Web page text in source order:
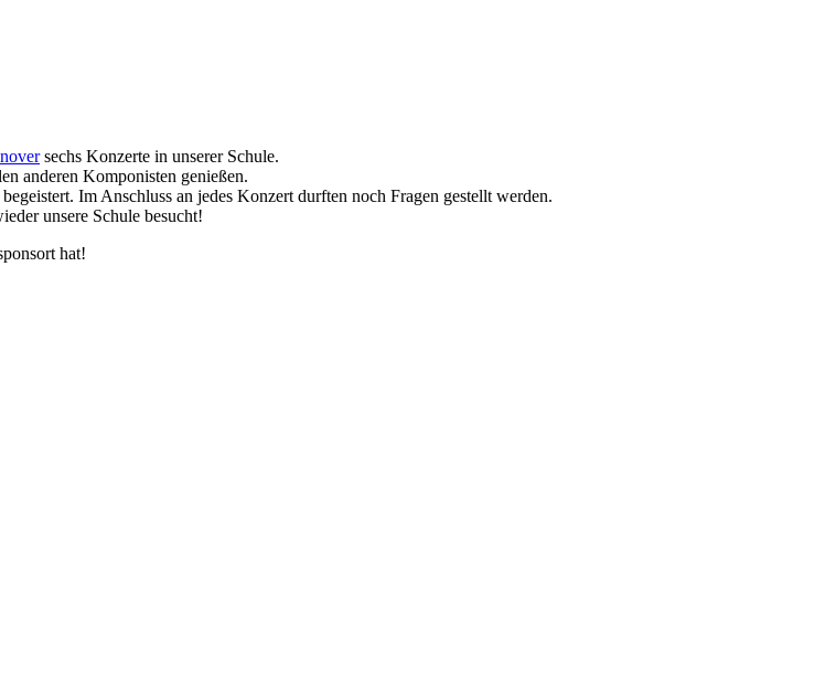
sechs Konzerte in unserer Schule.
anderen Komponisten genießen.
Im Anschluss an jedes Konzert durften noch Fragen gestellt werden.
unsere Schule besucht!
hat!